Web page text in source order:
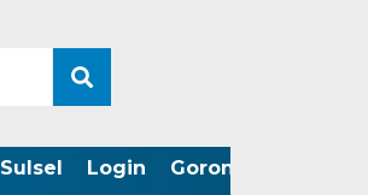
Sulsel Login Gorontalo